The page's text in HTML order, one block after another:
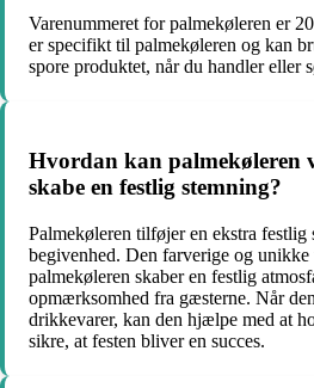
Varenummeret for palmekøleren er
er specifikt til palmekøleren og kan
spore produktet, når du handler eller
Hvordan kan palmekøleren
skabe en festlig stemning?
Palmekøleren tilføjer en ekstra festlig
begivenhed. Den farverige og
palmekøleren skaber en festlig
opmærksomhed fra gæsterne. Når
drikkevarer, kan den hjælpe med at
sikre, at festen bliver en succes.